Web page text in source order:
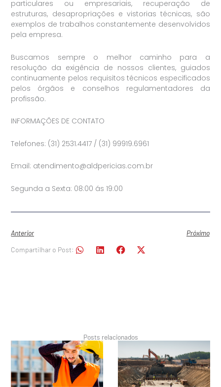
particulares ou empresariais, recuperação de
estruturas, desapropriações e vistorias técnicas, são
exemplos de trabalhos constantemente desenvolvidos
pela empresa.
Buscamos sempre o melhor caminho para a
resolução da exigência de nossos clientes, guiados
continuamente pelos requisitos técnicos especificados
pelos órgãos e conselhos regulamentadores da
profissão.
INFORMAÇÕES DE CONTATO
Telefones: (31) 2531.4417 / (31) 99919.6961
Email: atendimento@aldpericias.com.br
Segunda a Sexta: 08:00 ás 19:00
Anterior
Próximo
Compartilhar o Post:
Posts relacionados